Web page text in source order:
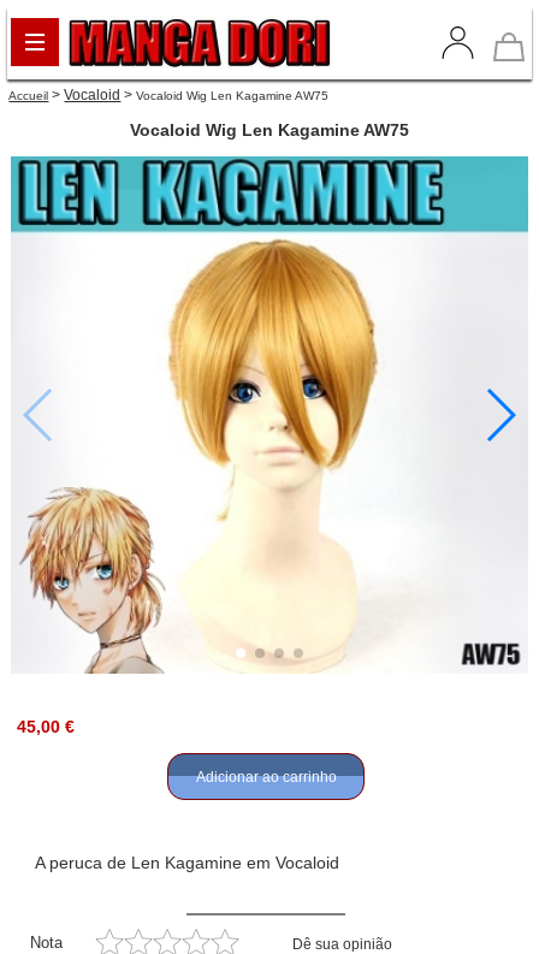
Accueil >Vocaloid >Vocaloid Wig Len Kagamine AW75
Vocaloid Wig Len Kagamine AW75
45,00 €
Adicionar ao carrinho
A peruca de Len Kagamine em Vocaloid
Nota Dê sua opinião